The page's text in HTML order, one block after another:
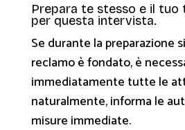
Prepara te stesso e il tuo
per questa intervista.
Se durante la preparazione
reclamo è fondato, è
immediatamente tutte le
naturalmente, informa le
misure immediate.